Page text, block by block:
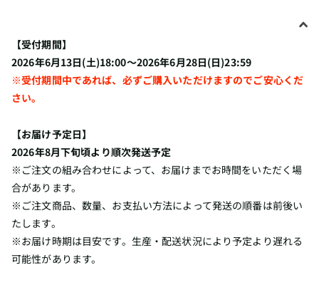
【受付期間】
2026年6月13日(土)18:00～2026年6月28日(日)23:59
※受付期間中であれば、必ずご購入いただけますのでご安心くだ
さい。
【お届け予定日】
2026年8月下旬頃より順次発送予定
※ご注文の組み合わせによって、お届けまでお時間をいただく場
合があります。
※ご注文商品、数量、お支払い方法によって発送の順番は前後い
たします。
※お届け時期は目安です。生産・配送状況により予定より遅れる
可能性があります。